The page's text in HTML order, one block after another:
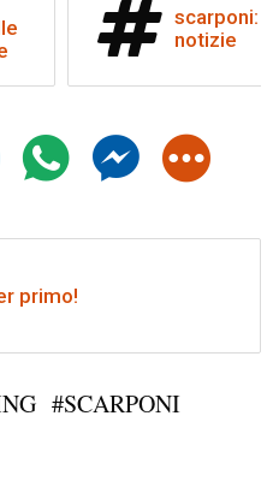
scarponi:
notizie
primo!
#SCARPONI